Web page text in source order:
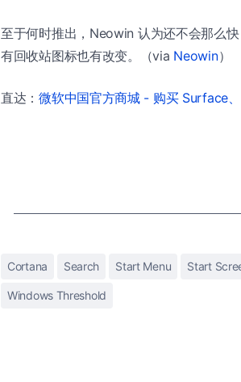
至于何时推出，Neowin 认为还不会那么
有回收站图标也有改变。（via Neowin）
直达：微软中国官方商城 - 购买 Surface
Cortana Search Start Menu Start
Windows Threshold